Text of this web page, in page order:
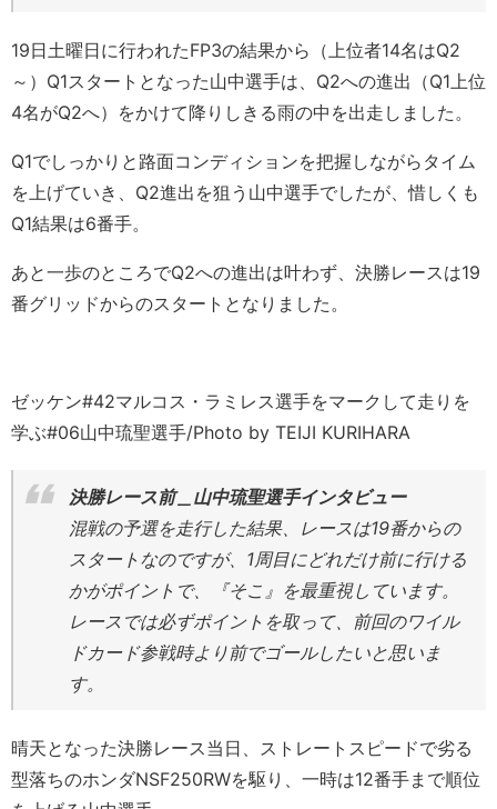
19日土曜日に行われたFP3の結果から（上位者14名はQ2
～）Q1スタートとなった山中選手は、Q2への進出（Q1上位
4名がQ2へ）をかけて降りしきる雨の中を出走しました。
Q1でしっかりと路面コンディションを把握しながらタイム
を上げていき、Q2進出を狙う山中選手でしたが、惜しくも
Q1結果は6番手。
あと一歩のところでQ2への進出は叶わず、決勝レースは19
番グリッドからのスタートとなりました。
ゼッケン#42マルコス・ラミレス選手をマークして走りを
学ぶ#06山中琉聖選手/Photo by TEIJI KURIHARA
決勝レース前＿山中琉聖選手インタビュー
混戦の予選を走行した結果、レースは19番からの
スタートなのですが、1周目にどれだけ前に行ける
かがポイントで、『そこ』を最重視しています。
レースでは必ずポイントを取って、前回のワイル
ドカード参戦時より前でゴールしたいと思いま
す。
晴天となった決勝レース当日、ストレートスピードで劣る
型落ちのホンダNSF250RWを駆り、一時は12番手まで順位